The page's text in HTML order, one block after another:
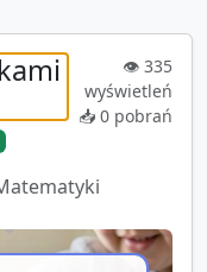
👁️ 335
wyświetleń
📥 0 pobrań